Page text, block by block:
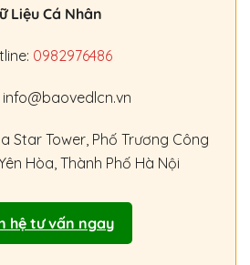
Liệu Cá Nhân
0982976486
info@baovedlcn.vn
Star Tower, Phố Trương Công
Hòa, Thành Phố Hà Nội
hệ tư vấn ngay